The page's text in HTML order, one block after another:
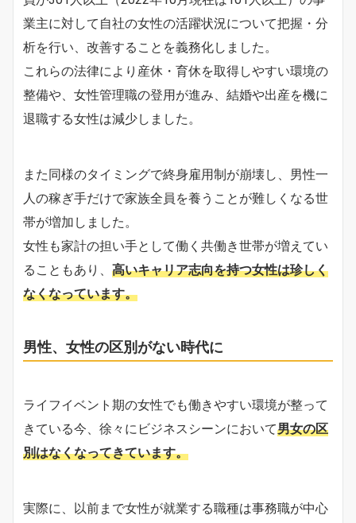
業主に対して自社の女性の活躍状況について把握・分
析を行い、改善することを義務化しました。
これらの法律により産休・育休を取得しやすい環境の
整備や、女性管理職の登用が進み、結婚や出産を機に
退職する女性は減少しました。
また同様のタイミングで終身雇用制が崩壊し、男性一
人の稼ぎ手だけで家族全員を養うことが難しくなる世
帯が増加しました。
女性も家計の担い手として働く共働き世帯が増えてい
ることもあり、 高いキャリア志向を持つ女性は珍しく
なくなっています。
男性、女性の区別がない時代に
ライフイベント期の女性でも働きやすい環境が整って
きている今、徐々にビジネスシーンにおいて男女の区
別はなくなってきています。
実際に、以前まで女性が就業する職種は事務職が中心